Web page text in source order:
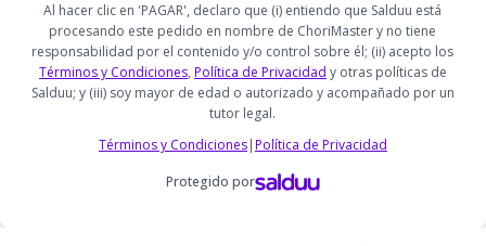
Al hacer clic en 'PAGAR', declaro que (i) entiendo que Salduu está
procesando este pedido en nombre de ChoriMaster y no tiene
responsabilidad por el contenido y/o control sobre él; (ii) acepto los
Términos y Condiciones, Política de Privacidad y otras políticas de
Salduu; y (iii) soy mayor de edad o autorizado y acompañado por un
tutor legal.
Términos y Condiciones|Política de Privacidad
Protegido por